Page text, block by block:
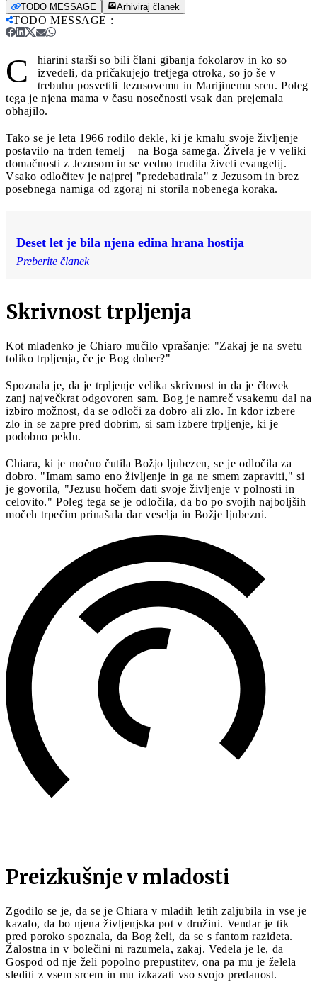
TODO MESSAGE Arhiviraj članek
TODO MESSAGE :
C
hiarini starši so bili člani gibanja fokolarov in ko so
izvedeli, da pričakujejo tretjega otroka, so jo še v
trebuhu posvetili Jezusovemu in Marijinemu srcu. Poleg
tega je njena mama v času nosečnosti vsak dan prejemala
obhajilo.
Tako se je leta 1966 rodilo dekle, ki je kmalu svoje življenje
postavilo na trden temelj – na Boga samega. Živela je v veliki
domačnosti z Jezusom in se vedno trudila živeti evangelij.
Vsako odločitev je najprej "predebatirala" z Jezusom in brez
posebnega namiga od zgoraj ni storila nobenega koraka.
Deset let je bila njena edina hrana hostija
Preberite članek
Skrivnost trpljenja
Kot mladenko je Chiaro mučilo vprašanje: "Zakaj je na svetu
toliko trpljenja, če je Bog dober?"
Spoznala je, da je trpljenje velika skrivnost in da je človek
zanj največkrat odgovoren sam. Bog je namreč vsakemu dal na
izbiro možnost, da se odloči za dobro ali zlo. In kdor izbere
zlo in se zapre pred dobrim, si sam izbere trpljenje, ki je
podobno peklu.
Chiara, ki je močno čutila Božjo ljubezen, se je odločila za
dobro. "Imam samo eno življenje in ga ne smem zapraviti," si
je govorila, "Jezusu hočem dati svoje življenje v polnosti in
celovito." Poleg tega se je odločila, da bo po svojih najboljših
močeh trpečim prinašala dar veselja in Božje ljubezni.
Preizkušnje v mladosti
Zgodilo se je, da se je Chiara v mladih letih zaljubila in vse je
kazalo, da bo njena življenjska pot v družini. Vendar je tik
pred poroko spoznala, da Bog želi, da se s fantom razideta.
Žalostna in v bolečini ni razumela, zakaj. Vedela je le, da
Gospod od nje želi popolno prepustitev, ona pa mu je želela
slediti z vsem srcem in mu izkazati vso svojo predanost.